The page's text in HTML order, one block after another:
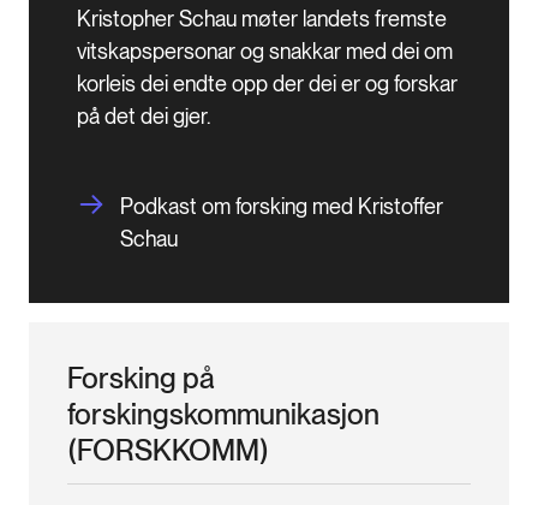
Kristopher Schau møter landets fremste
vitskapspersonar og snakkar med dei om
korleis dei endte opp der dei er og forskar
på det dei gjer.
Podkast om forsking med Kristoffer
Schau
Forsking på
forskingskommunikasjon
(FORSKKOMM)